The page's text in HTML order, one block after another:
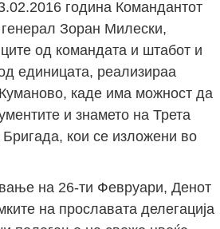
година Командантот
Зоран Милески,
од командата и штабот и
единицата, реализираа
каде има можност да
и знамето на Трета
кои се изложени во
на 26-ти Февруари, Денот
на прославата делегација